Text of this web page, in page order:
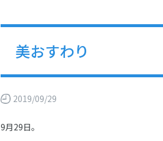
美おすわり
2019/09/29
9月29日。